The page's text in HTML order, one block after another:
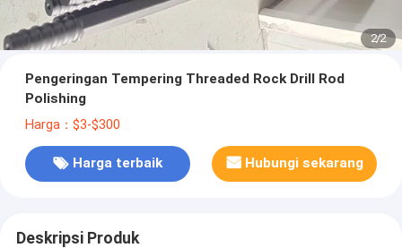
2/2
Pengeringan Tempering Threaded Rock Drill Rod
Polishing
Harga：$3-$300
Harga terbaik Hubungi sekarang
Deskripsi Produk